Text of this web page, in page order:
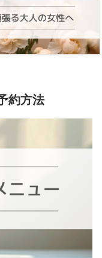
約方法